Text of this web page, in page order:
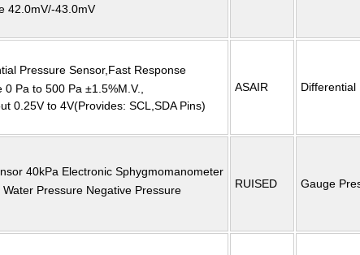
42.0mV/-43.0mV
Pressure Sensor,Fast Response
0 Pa to 500 Pa ±1.5%M.V.,
0.25V to 4V(Provides: SCL,SDA Pins)
ASAIR Differential
40kPa Electronic Sphygmomanometer
Pressure Negative Pressure
RUISED Gauge